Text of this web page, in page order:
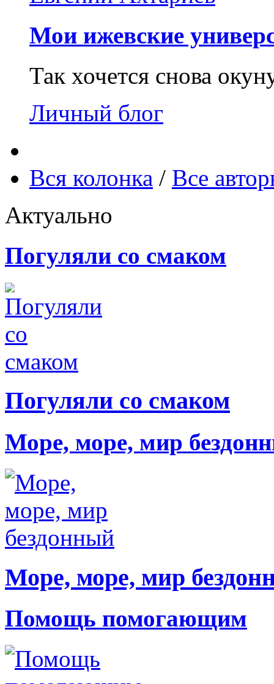
Мои ижевские
Так хочется снова
Личный блог
Вся колонка / Все
Актуально
Погуляли со смаком
Погуляли со смаком
Море, море, мир
Море, море, мир
Помощь помогающим